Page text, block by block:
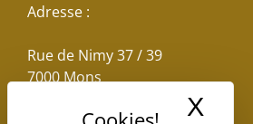
X
Adresse :
Rue de Nimy 37 / 39
7000 Mons